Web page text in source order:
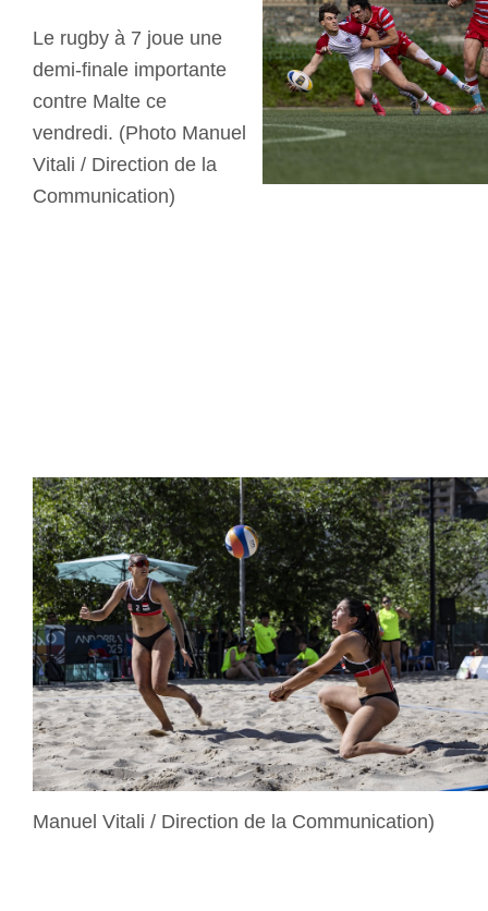
Le rugby à 7 joue une
demi-finale importante
contre Malte ce
vendredi. (Photo Manuel
Vitali / Direction de la
Communication)
Manuel Vitali / Direction de la Communication)